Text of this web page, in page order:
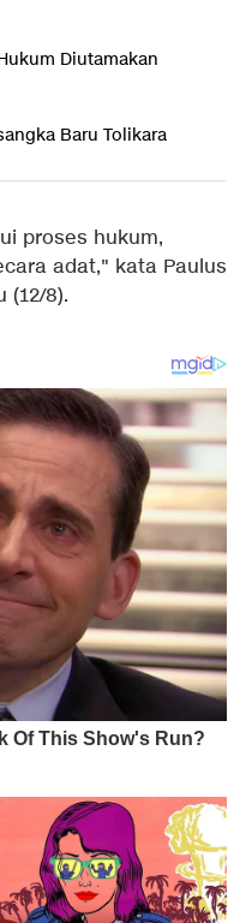
Diutamakan
Baru Tolikara
proses hukum,
adat," kata Paulus
(12/8).